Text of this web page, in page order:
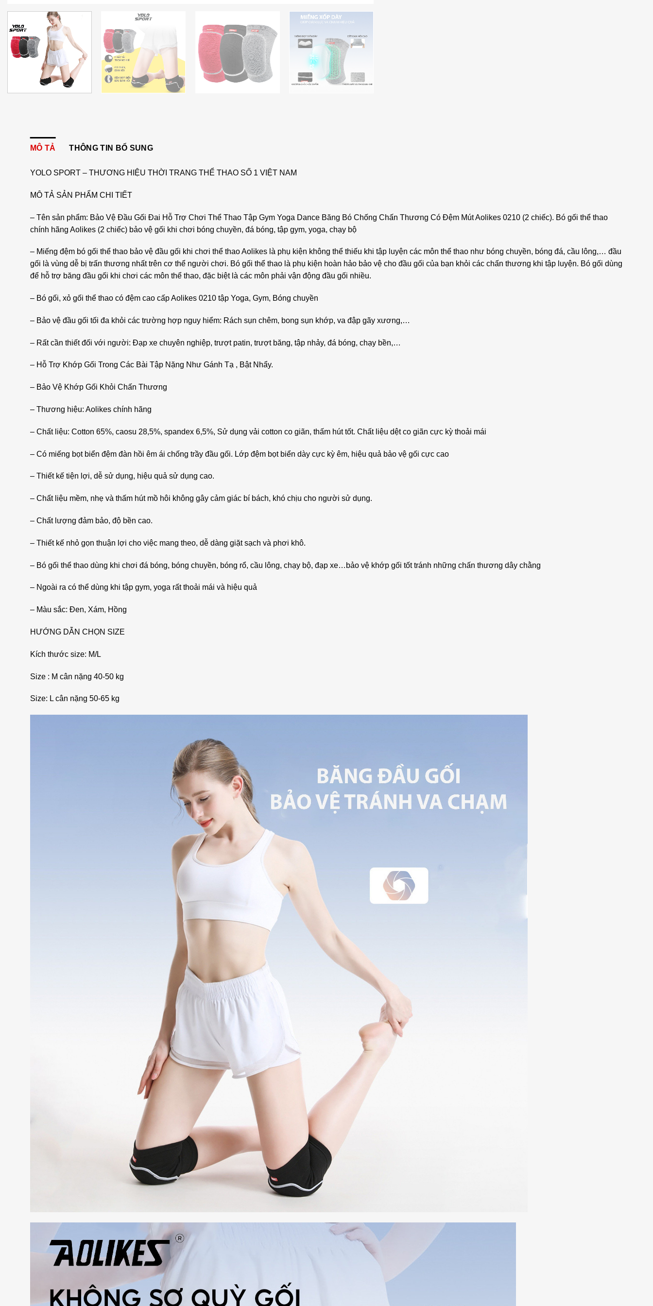
MÔ TẢ THÔNG TIN BỔ SUNG
YOLO SPORT – THƯƠNG HIỆU THỜI TRANG THỂ THAO SỐ 1 VIỆT NAM
MÔ TẢ SẢN PHẨM CHI TIẾT
– Tên sản phẩm: Bảo Vệ Đầu Gối Đai Hỗ Trợ Chơi Thể Thao Tập Gym Yoga Dance Băng Bó Chống Chấn Thương Có Đệm Mút Aolikes 0210 (2 chiếc). Bó gối thể thao
chính hãng Aolikes (2 chiếc) bảo vệ gối khi chơi bóng chuyền, đá bóng, tập gym, yoga, chạy bộ
– Miếng đệm bó gối thể thao bảo vệ đầu gối khi chơi thể thao Aolikes là phụ kiện không thể thiếu khi tập luyện các môn thể thao như bóng chuyền, bóng đá, cầu lông,… đầu
gối là vùng dễ bị trấn thương nhất trên cơ thể người chơi. Bó gối thể thao là phụ kiện hoàn hảo bảo vệ cho đầu gối của bạn khỏi các chấn thương khi tập luyện. Bó gối dùng
để hỗ trợ băng đầu gối khi chơi các môn thể thao, đặc biệt là các môn phải vận động đầu gối nhiều.
– Bó gối, xỏ gối thể thao có đệm cao cấp Aolikes 0210 tập Yoga, Gym, Bóng chuyền
– Bảo vệ đầu gối tối đa khỏi các trường hợp nguy hiểm: Rách sụn chêm, bong sụn khớp, va đập gãy xương,…
– Rất cần thiết đối với người: Đạp xe chuyên nghiệp, trượt patin, trượt băng, tập nhảy, đá bóng, chạy bền,…
– Hỗ Trợ Khớp Gối Trong Các Bài Tập Nặng Như Gánh Tạ , Bật Nhẩy.
– Bảo Vệ Khớp Gối Khỏi Chấn Thương
– Thương hiệu: Aolikes chính hãng
– Chất liệu: Cotton 65%, caosu 28,5%, spandex 6,5%, Sử dụng vải cotton co giãn, thấm hút tốt. Chất liệu dệt co giãn cực kỳ thoải mái
– Có miếng bọt biển đệm đàn hồi êm ái chống trầy đầu gối. Lớp đệm bọt biển dày cực kỳ êm, hiệu quả bảo vệ gối cực cao
– Thiết kế tiện lợi, dễ sử dụng, hiệu quả sử dụng cao.
– Chất liệu mềm, nhẹ và thấm hút mồ hôi không gây cảm giác bí bách, khó chịu cho người sử dụng.
– Chất lượng đảm bảo, độ bền cao.
– Thiết kế nhỏ gọn thuận lợi cho việc mang theo, dễ dàng giặt sạch và phơi khô.
– Bó gối thể thao dùng khi chơi đá bóng, bóng chuyền, bóng rổ, cầu lông, chạy bộ, đạp xe…bảo vệ khớp gối tốt tránh những chấn thương dây chằng
– Ngoài ra có thể dùng khi tập gym, yoga rất thoải mái và hiệu quả
– Màu sắc: Đen, Xám, Hồng
HƯỚNG DẪN CHỌN SIZE
Kích thước size: M/L
Size : M cân nặng 40-50 kg
Size: L cân nặng 50-65 kg